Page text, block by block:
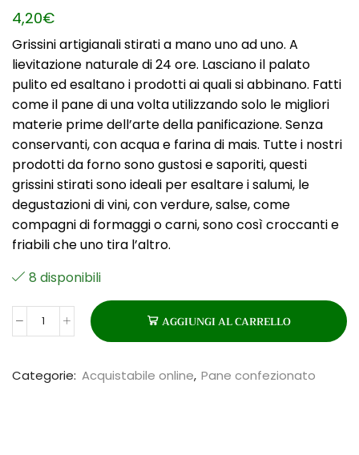
4,20€
Grissini artigianali stirati a mano uno ad uno. A
lievitazione naturale di 24 ore. Lasciano il palato
pulito ed esaltano i prodotti ai quali si abbinano. Fatti
come il pane di una volta utilizzando solo le migliori
materie prime dell’arte della panificazione. Senza
conservanti, con acqua e farina di mais. Tutte i nostri
prodotti da forno sono gustosi e saporiti, questi
grissini stirati sono ideali per esaltare i salumi, le
degustazioni di vini, con verdure, salse, come
compagni di formaggi o carni, sono così croccanti e
friabili che uno tira l’altro.
8 disponibili
GRISSINI
CIPOLLA
quantità
AGGIUNGI AL CARRELLO
Categorie: Acquistabile online, Pane confezionato